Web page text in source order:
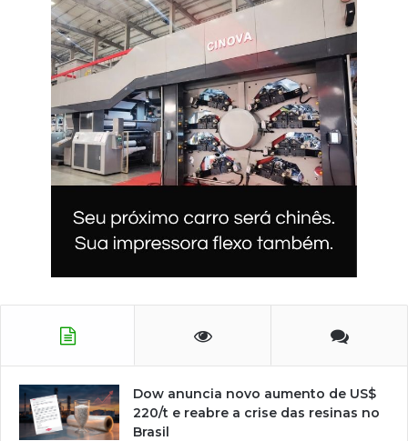
Dow anuncia novo aumento de US$
220/t e reabre a crise das resinas no
Brasil